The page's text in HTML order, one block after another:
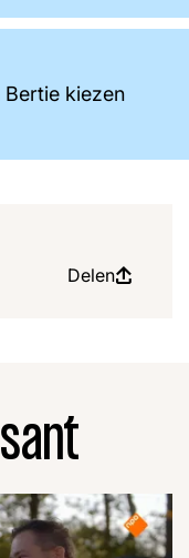
Bertie kiezen
Delen